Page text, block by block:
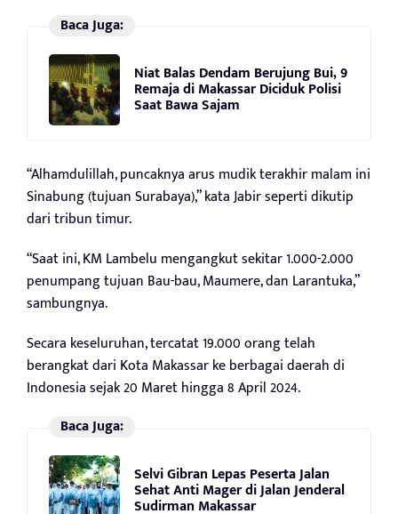
Baca Juga:
Niat Balas Dendam Berujung Bui, 9
Remaja di Makassar Diciduk Polisi
Saat Bawa Sajam
“Alhamdulillah, puncaknya arus mudik terakhir malam ini
Sinabung (tujuan Surabaya),” kata Jabir seperti dikutip
dari tribun timur.
“Saat ini, KM Lambelu mengangkut sekitar 1.000-2.000
penumpang tujuan Bau-bau, Maumere, dan Larantuka,”
sambungnya.
Secara keseluruhan, tercatat 19.000 orang telah
berangkat dari Kota Makassar ke berbagai daerah di
Indonesia sejak 20 Maret hingga 8 April 2024.
Baca Juga:
Selvi Gibran Lepas Peserta Jalan
Sehat Anti Mager di Jalan Jenderal
Sudirman Makassar